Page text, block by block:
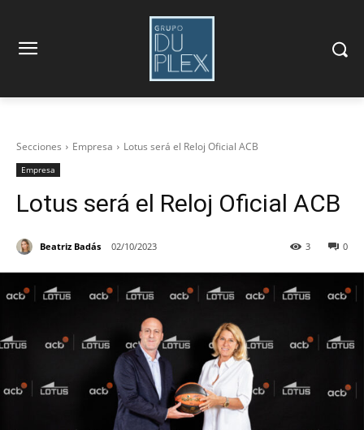
Secciones Empresa Lotus será el Reloj Oficial ACB
Empresa
Lotus será el Reloj Oficial ACB
Beatriz Badás 02/10/2023 0
3